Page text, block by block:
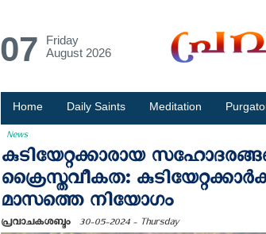
07
Friday
August 2026
Home Daily Saints Meditation
News
കുടിയേറ്റക്കാരായ
ക്രൈസ്തവീകത:
മാസത്തെ നിയോഗം
പ്രവാചകശബ്ദം 30-05-2024 - Thursday